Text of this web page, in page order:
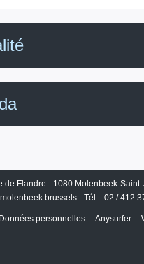
de Flandre - 1080 Molenbeek-Saint-
- Tél. : 02 / 412
Données personnelles -- Anysurfer --